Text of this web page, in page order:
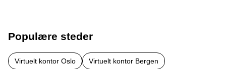
Populære steder
Virtuelt kontor Oslo Virtuelt kontor Bergen